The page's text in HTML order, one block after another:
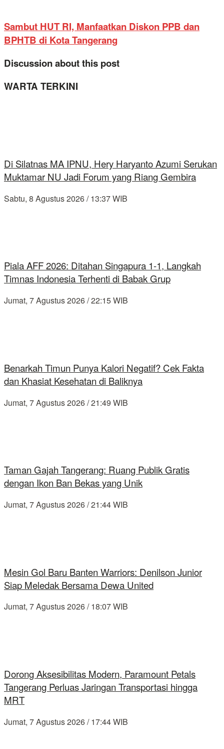
Sambut HUT RI, Manfaatkan Diskon PPB dan
BPHTB di Kota Tangerang
Discussion about this post
WARTA TERKINI
Di Silatnas MA IPNU, Hery Haryanto Azumi Serukan
Muktamar NU Jadi Forum yang Riang Gembira
Sabtu, 8 Agustus 2026 / 13:37 WIB
Piala AFF 2026: Ditahan Singapura 1-1, Langkah
Timnas Indonesia Terhenti di Babak Grup
Jumat, 7 Agustus 2026 / 22:15 WIB
Benarkah Timun Punya Kalori Negatif? Cek Fakta
dan Khasiat Kesehatan di Baliknya
Jumat, 7 Agustus 2026 / 21:49 WIB
Taman Gajah Tangerang: Ruang Publik Gratis
dengan Ikon Ban Bekas yang Unik
Jumat, 7 Agustus 2026 / 21:44 WIB
Mesin Gol Baru Banten Warriors: Denilson Junior
Siap Meledak Bersama Dewa United
Jumat, 7 Agustus 2026 / 18:07 WIB
Dorong Aksesibilitas Modern, Paramount Petals
Tangerang Perluas Jaringan Transportasi hingga
MRT
Jumat, 7 Agustus 2026 / 17:44 WIB